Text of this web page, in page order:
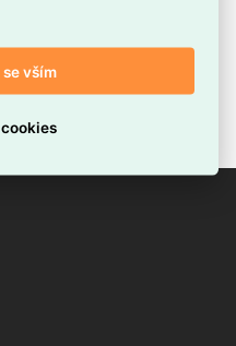
PL5 ORO je
vším